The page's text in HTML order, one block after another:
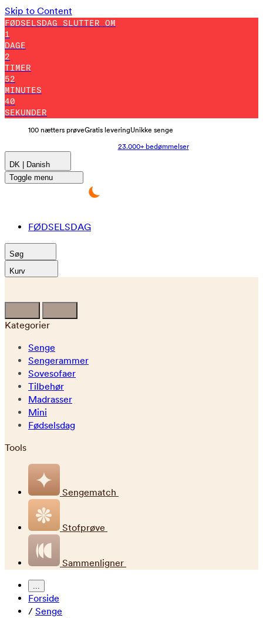
Skip to Content
FØDSELSDAG SLUTTER OM
1
DAGE
2
TIMER
52
MINUTES
34
SEKUNDER
100 nætters prøveGratis leveringUnikke senge
23.000+ bedømmelser
DK | Danish
Toggle menu
FØDSELSDAG
Søg
Kurv
Kategorier
Senge
Sengerammer
Sovesofaer
Tilbehør
Madrasser
Mini
Fødselsdag
Tools
Sengematch
Stofprøve
Sammenligner
...
Forside
/ Senge